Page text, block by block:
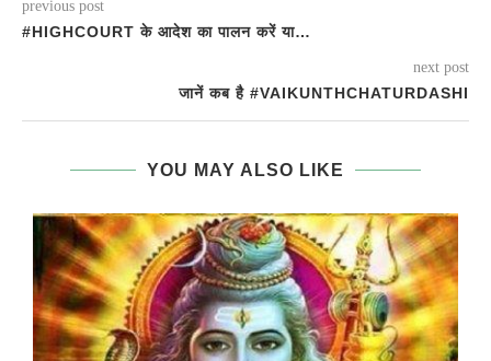
previous post
#HIGHCOURT के आदेश का पालन करें या…
next post
जानें कब है #VAIKUNTHCHATURDASHI
YOU MAY ALSO LIKE